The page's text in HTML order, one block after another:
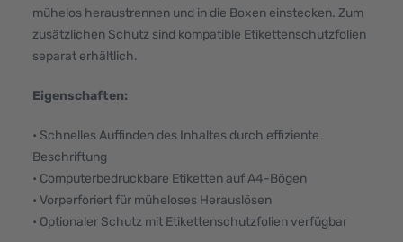
mühelos heraustrennen und in die Boxen einstecken. Zum
zusätzlichen Schutz sind kompatible Etikettenschutzfolien
separat erhältlich.
Eigenschaften:
• Schnelles Auffinden des Inhaltes durch effiziente
Beschriftung
• Computerbedruckbare Etiketten auf A4-Bögen
• Vorperforiert für müheloses Herauslösen
• Optionaler Schutz mit Etikettenschutzfolien verfügbar